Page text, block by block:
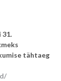
31.
tähtaeg